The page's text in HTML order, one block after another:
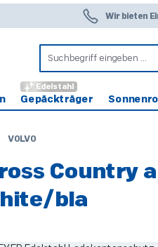
Wir bieten
Gepäckträger
Edelstahl
VOLVO
Country
bla